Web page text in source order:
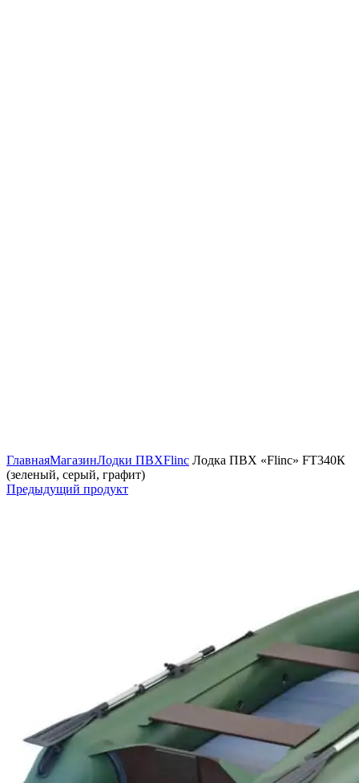
ГлавнаяМагазинЛодки ПВХFlinc Лодка ПВХ «Flinc» FT340К
(зеленый, серый, графит)
Предыдущий продукт